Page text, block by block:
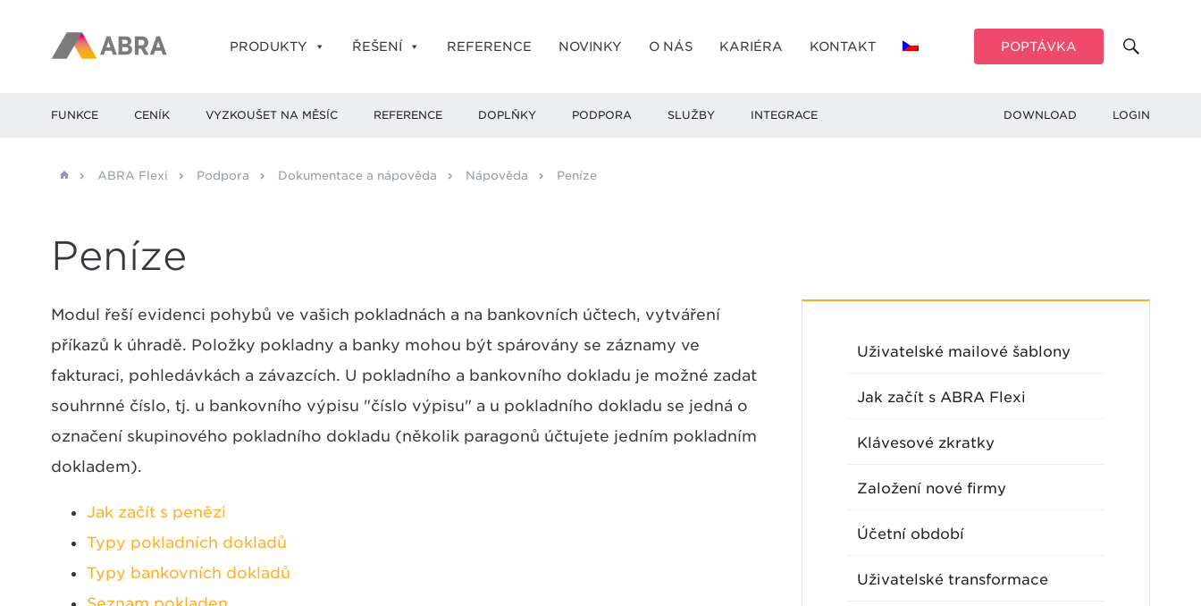
PRODUKTY ŘEŠENÍ REFERENCE NOVINKY O NÁS KARIÉRA KONTAKT POPTÁVKA
FUNKCE CENÍK VYZKOUŠET NA MĚSÍC REFERENCE DOPLŇKY PODPORA SLUŽBY INTEGRACE LOGIN
DOWNLOAD
ABRA Flexi Podpora Dokumentace a nápověda Nápověda Peníze
Peníze
Modul řeší evidenci pohybů ve vašich pokladnách a na bankovních účtech, vytváření
příkazů k úhradě. Položky pokladny a banky mohou být spárovány se záznamy ve
fakturaci, pohledávkách a závazcích. U pokladního a bankovního dokladu je možné zadat
souhrnné číslo, tj. u bankovního výpisu "číslo výpisu" a u pokladního dokladu se jedná o
označení skupinového pokladního dokladu (několik paragonů účtujete jedním pokladním
dokladem).
Jak začít s penězi
Typy pokladních dokladů
Typy bankovních dokladů
Uživatelské mailové šablony
Jak začít s ABRA Flexi
Klávesové zkratky
Založení nové firmy
Účetní období
Uživatelské transformace